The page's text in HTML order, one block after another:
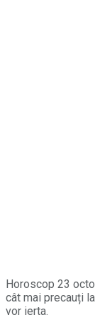
Horoscop 23
cât mai precauți
vor ierta.